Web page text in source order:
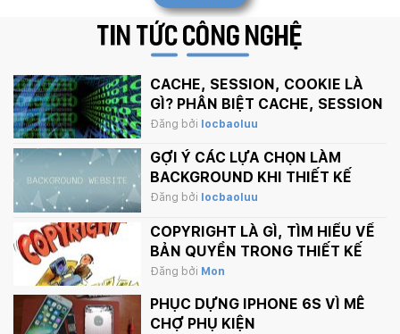
TIN TỨCCÔNG NGHỆ
CACHE, SESSION, COOKIE LÀ
GÌ? PHÂN BIỆT CACHE, SESSION
VÀ COOKIE
Đăng bởi locbaoluu
GỢI Ý CÁC LỰA CHỌN LÀM
BACKGROUND KHI THIẾT KẾ
WEBSITE
Đăng bởi locbaoluu
COPYRIGHT LÀ GÌ, TÌM HIỂU VỀ
BẢN QUYỀN TRONG THIẾT KẾ
Đăng bởi Mon
PHỤC DỰNG IPHONE 6S VÌ MÊ
CHỢ PHỤ KIỆN